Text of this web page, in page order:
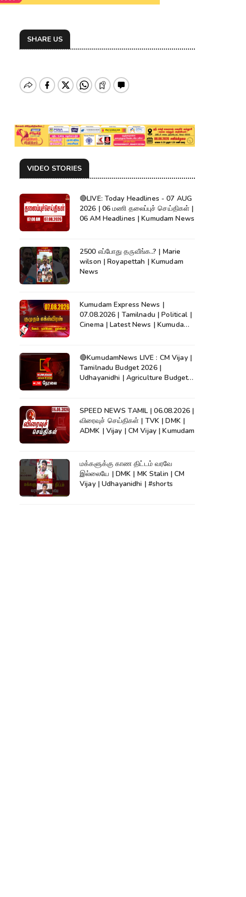
SHARE US
VIDEO STORIES
🔴LIVE: Today Headlines - 07 AUG
2026 | 06 மணி தலைப்புச் செய்திகள் |
06 AM Headlines | Kumudam News
2500 எப்போது தருவீங்க..? | Marie
wilson | Royapettah | Kumudam
News
Kumudam Express News |
07.08.2026 | Tamilnadu | Political |
Cinema | Latest News | Kumudam
🔴KumudamNews LIVE : CM Vijay |
Tamilnadu Budget 2026 |
Udhayanidhi | Agriculture Budget |
SPEED NEWS TAMIL | 06.08.2026 |
விரைவுச் செய்திகள் | TVK | DMK |
ADMK | Vijay | CM Vijay | Kumudam
மக்களுக்கு காண திட்டம் வரவே
இல்லையே | DMK | MK Stalin | CM
Vijay | Udhayanidhi | #shorts